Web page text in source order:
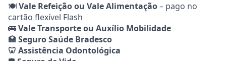
🍽️Vale Refeição ou Vale Alimentação– pago no
cartão flexível Flash
🚌Vale Transporte ou Auxílio Mobilidade
🏥 Seguro Saúde Bradesco
🦷 Assistência Odontológica